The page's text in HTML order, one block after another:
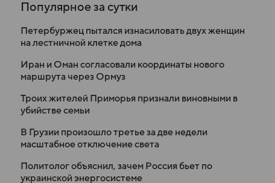
Популярное за сутки
Петербуржец пытался изнасиловать двух женщин
на лестничной клетке дома
Иран и Оман согласовали координаты нового
маршрута через Ормуз
Троих жителей Приморья признали виновными в
убийстве семьи
В Грузии произошло третье за две недели
масштабное отключение света
Политолог объяснил, зачем Россия бьет по
украинской энергосистеме